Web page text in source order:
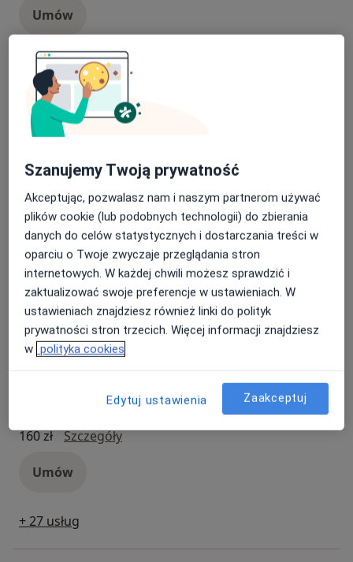
Umów
Wsparcie psychologiczne
160 zł
Szczegóły
Umów
180 zł
SzczegółyConsulta psicológica en español
Umów
Konsultacja psychologiczna
160 zł - 200 zł
Szczegóły Konsultacja psychologiczna
Umów
Popularna
160 zł
SzczegółyDiagnoza psychologiczna
Umów
Popularna
+ 27 usług
Szanujemy Twoją prywatność
Akceptując, pozwalasz nam i naszym partnerom używać
plików cookie (lub podobnych technologii) do zbierania
danych do celów statystycznych i dostarczania treści w
oparciu o Twoje zwyczaje przeglądania stron
internetowych. W każdej chwili możesz sprawdzić i
zaktualizować swoje preferencje w ustawieniach. W
ustawieniach znajdziesz również linki do polityk
prywatności stron trzecich. Więcej informacji znajdziesz
w polityka cookies
Edytuj ustawienia Zaakceptuj